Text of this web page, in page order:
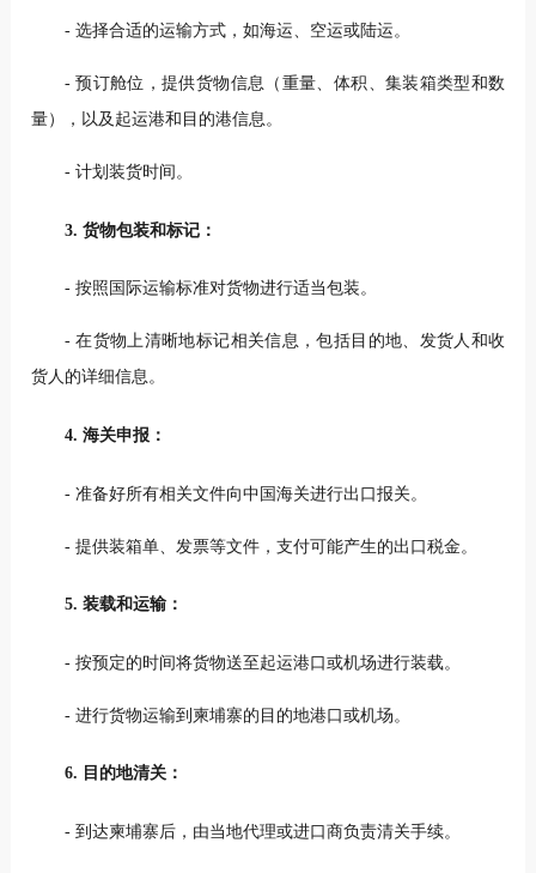
- 选择合适的运输方式，如海运、空运或陆运。
- 预订舱位，提供货物信息（重量、体积、集装箱类型和数
量），以及起运港和目的港信息。
- 计划装货时间。
3. 货物包装和标记：
- 按照国际运输标准对货物进行适当包装。
- 在货物上清晰地标记相关信息，包括目的地、发货人和收
货人的详细信息。
4. 海关申报：
- 准备好所有相关文件向中国海关进行出口报关。
- 提供装箱单、发票等文件，支付可能产生的出口税金。
5. 装载和运输：
- 按预定的时间将货物送至起运港口或机场进行装载。
- 进行货物运输到柬埔寨的目的地港口或机场。
6. 目的地清关：
- 到达柬埔寨后，由当地代理或进口商负责清关手续。